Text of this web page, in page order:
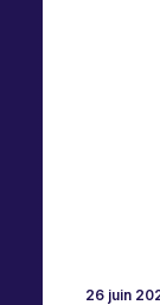
26 juin